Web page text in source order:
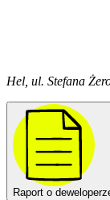
Hel, ul. Stefana
Raport o